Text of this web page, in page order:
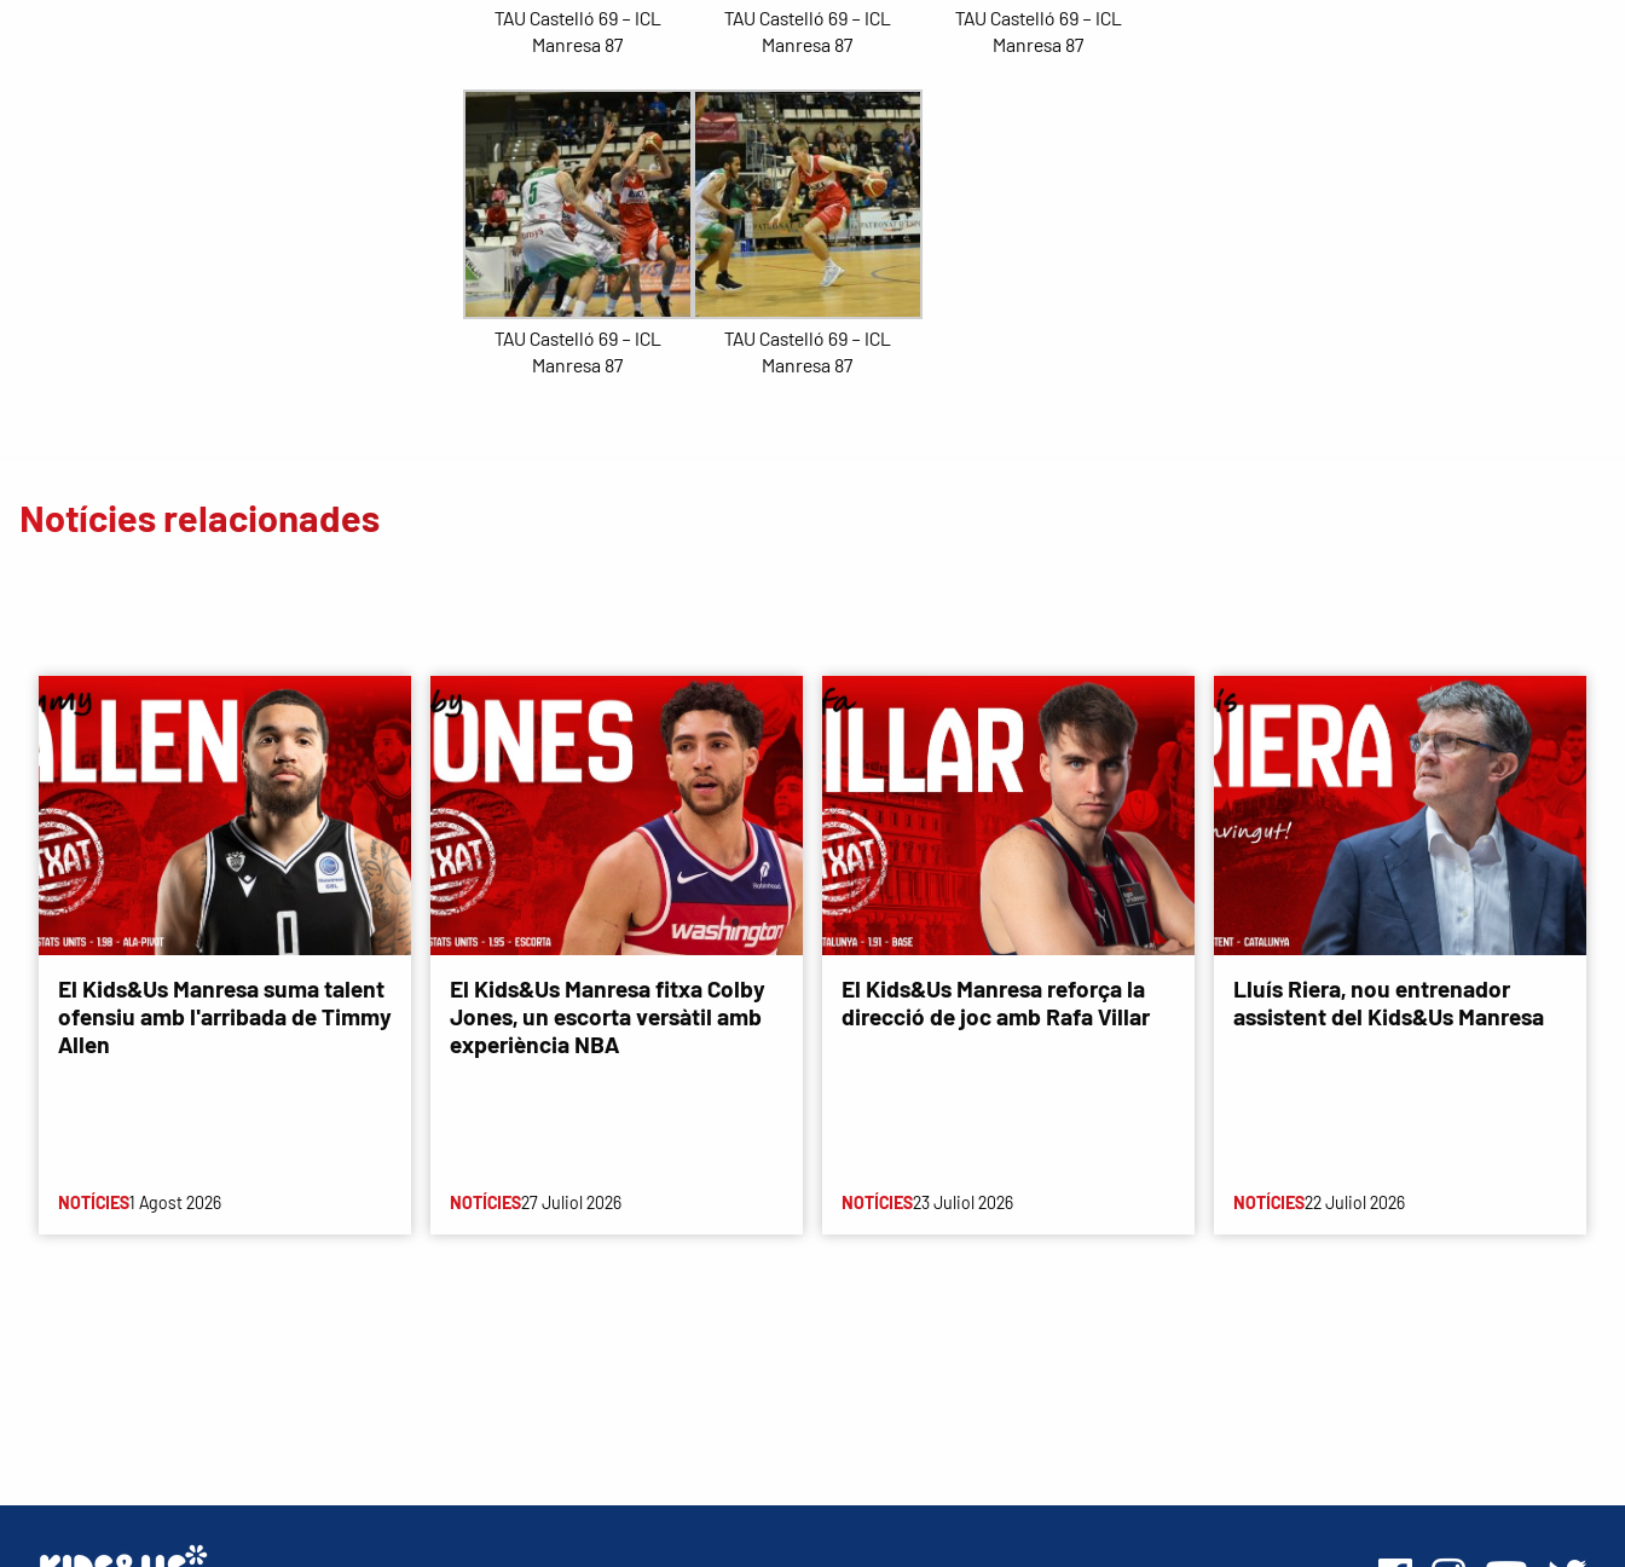
TAU Castelló 69 – ICL
Manresa 87
TAU Castelló 69 – ICL
Manresa 87
TAU Castelló 69 – ICL
Manresa 87
TAU Castelló 69 – ICL
Manresa 87
TAU Castelló 69 – ICL
Manresa 87
Notícies relacionades
El Kids&Us Manresa suma talent
ofensiu amb l'arribada de Timmy
Allen
NOTÍCIES1 Agost 2026
El Kids&Us Manresa fitxa Colby
Jones, un escorta versàtil amb
experiència NBA
NOTÍCIES27 Juliol 2026
El Kids&Us Manresa reforça la
direcció de joc amb Rafa Villar
NOTÍCIES23 Juliol 2026
Lluís Riera, nou entrenador
assistent del Kids&Us Manresa
NOTÍCIES22 Juliol 2026